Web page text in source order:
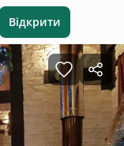
Відкрити